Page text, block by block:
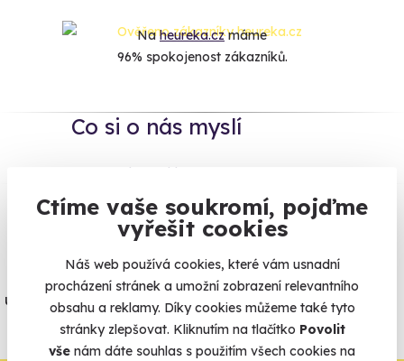
Ctíme vaše soukromí, pojďme
vyřešit cookies
Náš web používá cookies, které vám usnadní
procházení stránek a umožní zobrazení relevantního
obsahu a reklamy. Díky cookies můžeme také tyto
stránky zlepšovat. Kliknutím na tlačítko Povolit
vše nám dáte souhlas s použitím všech cookies na
Naheureka.czmáme
96% spokojenost zákazníků.
Co si o nás myslí
Zobraz ohlasy
Vše umíme pojistit
Jeden nikdy neví. Máme nejvyšší
úrazové pojištění z nabídky zážitkových
agentur.
Vše o pojištění